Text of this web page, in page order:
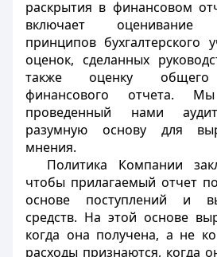
раскрытия в финансовом
включает оценивание
принципов бухгалтерского
оценок, сделанных
также оценку общего
финансового отчета.
проведенный нами
разумную основу для
мнения.
Политика Компании
чтобы прилагаемый отчет
основе поступлений и
средств. На этой основе
когда она получена, а не
расходы признаются, когда